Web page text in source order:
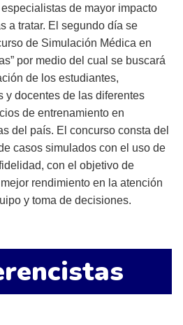
de mayor impacto
a tratar. El segundo día se
de Simulación Médica en
por medio del cual se buscará
de los estudiantes,
y docentes de las diferentes
de entrenamiento en
del país. El concurso consta del
casos simulados con el uso de
con el objetivo de
rendimiento en la atención
y toma de decisiones.